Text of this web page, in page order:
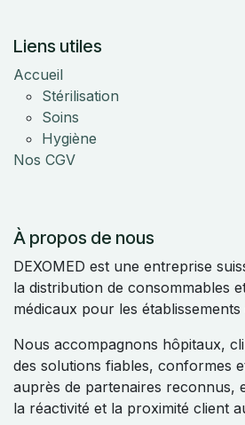
Liens utiles
Accueil
Stérilisation
Soins
Hygiène
Nos CGV
À propos de nous
DEXOMED est une entreprise
la distribution de consommables
médicaux pour les établissements
Nous accompagnons hôpitaux,
des solutions fiables, conformes
auprès de partenaires reconnus,
la réactivité et la proximité client